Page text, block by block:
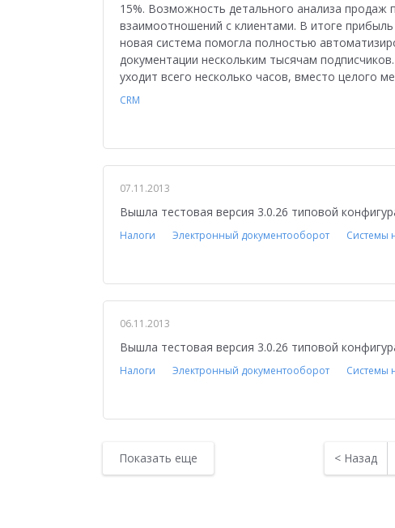
15%. Возможность детального анализа продаж
взаимоотношений с клиентами. В итоге
новая система помогла полностью
документации нескольким тысячам
уходит всего несколько часов, вместо целого
CRM
07.11.2013
Вышла тестовая версия 3.0.26 типовой
Налоги Электронный документооборот Системы
06.11.2013
Вышла тестовая версия 3.0.26 типовой
Налоги Электронный документооборот Системы
Показать еще < Назад